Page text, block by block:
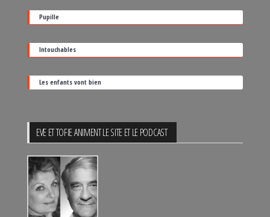
sortie
Pupille
Intouchables
Les enfants vont bien
EVE ET TOFIE ANIMENT LE SITE ET LE PODCAST